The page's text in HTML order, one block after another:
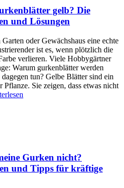
gelb? Die
und Lösungen
oder Gewächshaus eine echte
ist es, wenn plötzlich die
verlieren. Viele Hobbygärtner
Warum gurkenblätter werden
tun? Gelbe Blätter sind ein
Pflanze. Sie zeigen, dass etwas nicht
Gurken nicht?
und Tipps für kräftige